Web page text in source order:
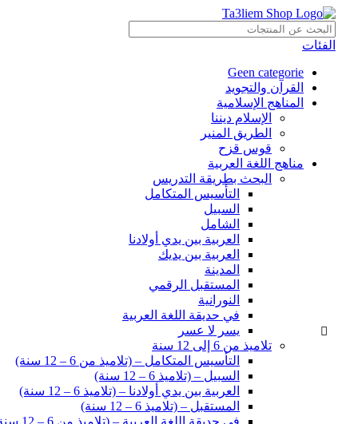
الفئات
Geen categorie
القرآن والتجويد
المناهج الإسلامية
الإسلام ديننا
الطريق المنير
قوس قزح
مناهج اللغة العربية
البحث بطريقة التدريس
التأسيس المتكامل
السبيل
الشامل
العربية بين يدي أولادنا
العربية بين يديك
المدينة
المستقبل الرقمي
النورانية
في حديقة اللغة العربية
يسر لا عسر
تلاميذ من 6 إلى 12 سنة
التأسيس المتكامل – (تلاميذ من 6 – 12 سنة)
السبيل – (تلاميذ 6 – 12 سنة)
العربية بين يدي أولادنا – (تلاميذ 6 – 12 سنة)
المستقبل – (تلاميذ 6 – 12 سنة)
في حديقة اللغة العربية – (تلاميذ من 6 – 12 سنة)